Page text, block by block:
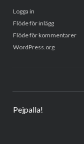
Logga in
Flöde för inlägg
Flöde för kommentarer
WordPress.org
Pejpalla!